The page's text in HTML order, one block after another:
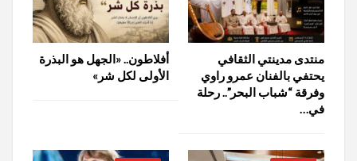
منتدى مدينتي الثقافي
يحتفي بالفنان عمرو راوي
وفرقة “شباب البحر”.. رحلة
في…
أفلاطون.. «الجهل هو البذرة
الأولى لكل شر»